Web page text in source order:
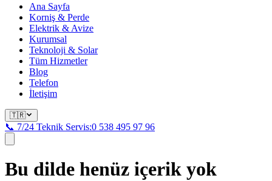
Ana Sayfa
Korniş & Perde
Elektrik & Avize
Kurumsal
Teknoloji & Solar
Tüm Hizmetler
Blog
Telefon
İletişim
🇹🇷
📞 7/24 Teknik Servis:0 538 495 97 96
Bu dilde henüz içerik yok